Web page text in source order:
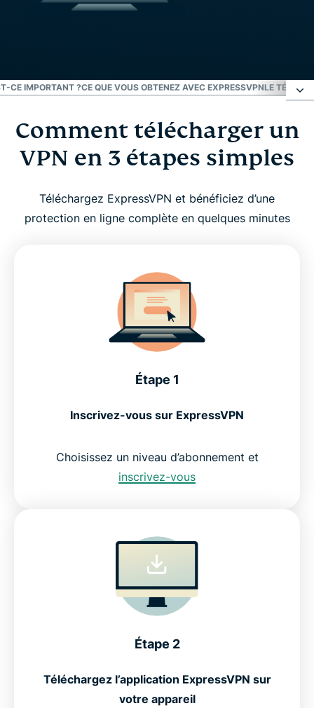
CE IMPORTANT ?CE QUE VOUS OBTENEZ AVEC EXPRESSVPNLE
Comment télécharger un VPN en 3 étapes
Ce que vous obtenez avec ExpressVPN
Essayez ExpressVPN
Comment télécharger un
VPN en 3 étapes simples
Téléchargez ExpressVPN et bénéficiez d’une
protection en ligne complète en quelques minutes
Étape 1
Inscrivez-vous sur ExpressVPN
Choisissez un niveau d’abonnement et
inscrivez-vous
Étape 2
Téléchargez l’application ExpressVPN sur
votre appareil